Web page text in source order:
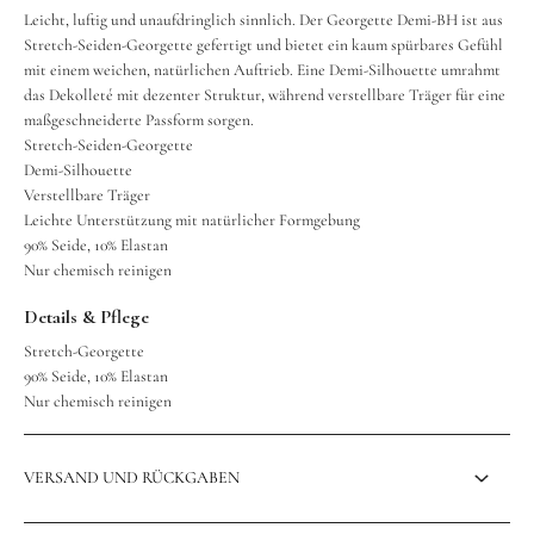
Leicht, luftig und unaufdringlich sinnlich. Der Georgette Demi-BH ist aus
Stretch-Seiden-Georgette gefertigt und bietet ein kaum spürbares Gefühl
mit einem weichen, natürlichen Auftrieb. Eine Demi-Silhouette umrahmt
das Dekolleté mit dezenter Struktur, während verstellbare Träger für eine
maßgeschneiderte Passform sorgen.
Stretch-Seiden-Georgette
Demi-Silhouette
Verstellbare Träger
Leichte Unterstützung mit natürlicher Formgebung
90% Seide, 10% Elastan
Nur chemisch reinigen
Details & Pflege
Stretch-Georgette
90% Seide, 10% Elastan
Nur chemisch reinigen
VERSAND UND RÜCKGABEN